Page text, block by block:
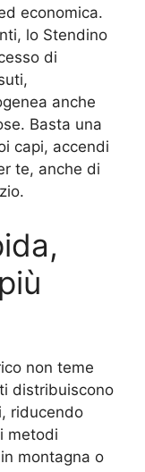
economica.
lo Stendino
di
anche
Basta una
capi, accendi
te, anche di
non teme
distribuiscono
riducendo
metodi
montagna o